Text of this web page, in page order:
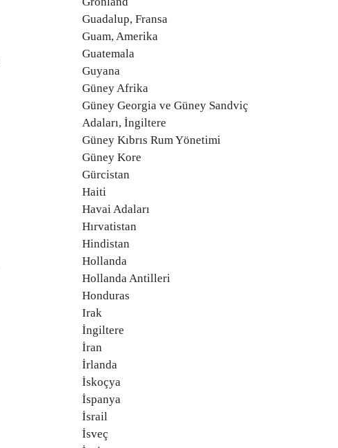
Guadalup, Fransa
Guam, Amerika
Guatemala
Guyana
Güney Afrika
Güney Georgia ve Güney Sandviç
Adaları, İngiltere
Güney Kıbrıs Rum Yönetimi
Güney Kore
Gürcistan
Haiti
Havai Adaları
Hırvatistan
Hindistan
Hollanda
Hollanda Antilleri
Honduras
Irak
İngiltere
İran
İrlanda
İskoçya
İspanya
İsrail
İsveç